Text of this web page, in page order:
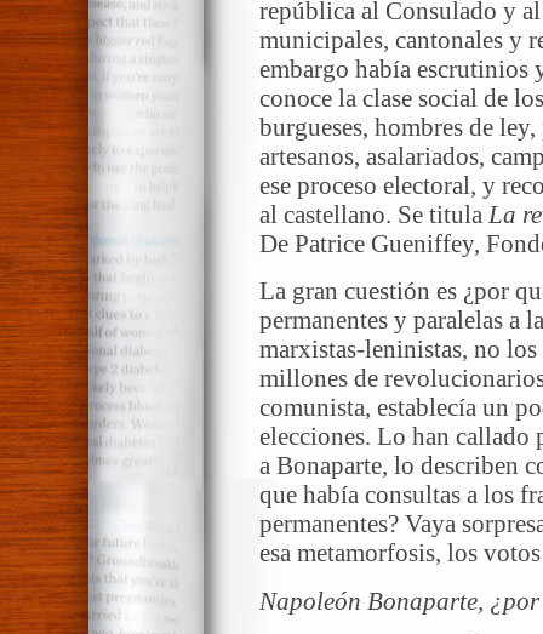
república al Consulado y
municipales, cantonales y
embargo había escrutinios
conoce la clase social de
burgueses, hombres de
artesanos, asalariados,
ese proceso electoral, y
al castellano. Se titula La
De Patrice Gueniffey,
La gran cuestión es ¿por
permanentes y paralelas a
marxistas-leninistas, no los
millones de
comunista, establecía un
elecciones. Lo han callado
a Bonaparte, lo describen
que había consultas a los
permanentes? Vaya
esa metamorfosis, los
Napoleón Bonaparte,